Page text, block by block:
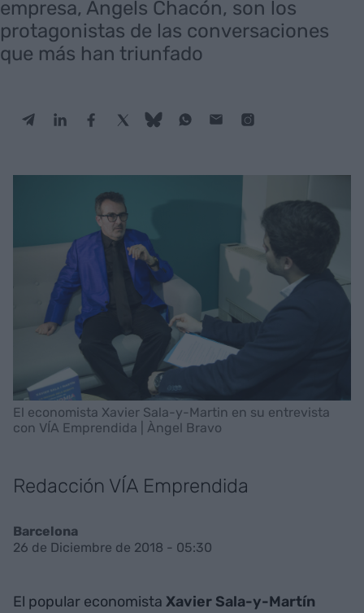
empresa, Àngels Chacón, son los
protagonistas de las conversaciones
que más han triunfado
El economista Xavier Sala-y-Martin en su entrevista
con VÍA Emprendida | Àngel Bravo
Redacción VÍA Emprendida
Barcelona
26 de Diciembre de 2018 - 05:30
El popular economista Xavier Sala-y-Martín